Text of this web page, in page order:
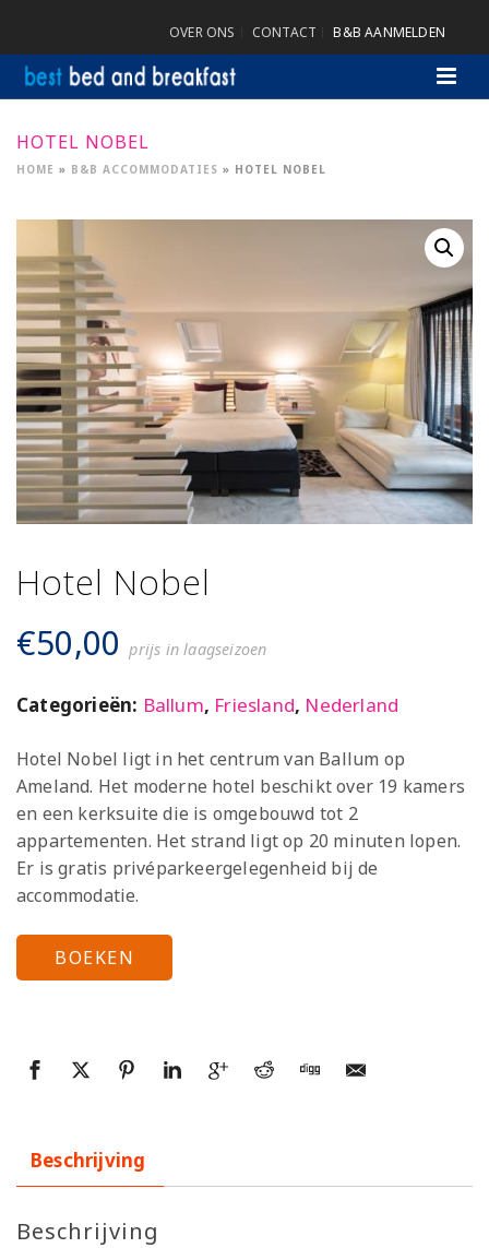
OVER ONS CONTACT B&B AANMELDEN
HOTEL NOBEL
HOME » B&B ACCOMMODATIES » HOTEL NOBEL
Hotel Nobel
€50,00 prijs in laagseizoen
Categorieën: Ballum, Friesland, Nederland
Hotel Nobel ligt in het centrum van Ballum op
Ameland. Het moderne hotel beschikt over 19 kamers
en een kerksuite die is omgebouwd tot 2
appartementen. Het strand ligt op 20 minuten lopen.
Er is gratis privéparkeergelegenheid bij de
accommodatie.
BOEKEN
Beschrijving
Beschrijving